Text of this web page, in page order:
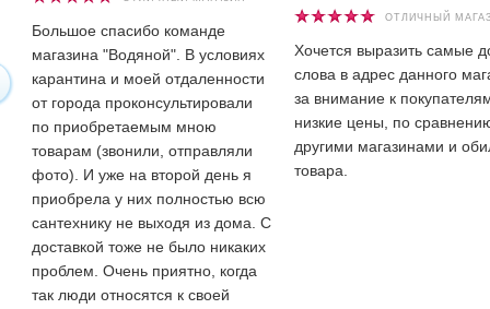
Большое спасибо команде
магазина "Водяной". В условиях
карантина и моей отдаленности
от города проконсультировали
по приобретаемым мною
товарам (звонили, отправляли
фото). И уже на второй день я
приобрела у них полностью всю
сантехнику не выходя из дома. С
доставкой тоже не было никаких
проблем. Очень приятно, когда
так люди относятся к своей
ОТЛИЧНЫЙ
Хочется выразить самые
слова в адрес данного
за внимание к
низкие цены, по
другими магазинами и
товара.